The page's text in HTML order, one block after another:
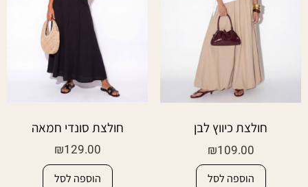
חולצת כיווץ לבן
₪109.00
הוספה לסל
חולצת סונדי חמאה
₪129.00
הוספה לסל